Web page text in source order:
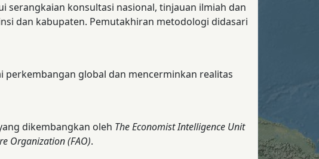
serangkaian konsultasi nasional, tinjauan ilmiah dan
dan kabupaten. Pemutakhiran metodologi didasari
global dan mencerminkan realitas
dikembangkan oleh The Economist Intelligence Unit
Organization (FAO).